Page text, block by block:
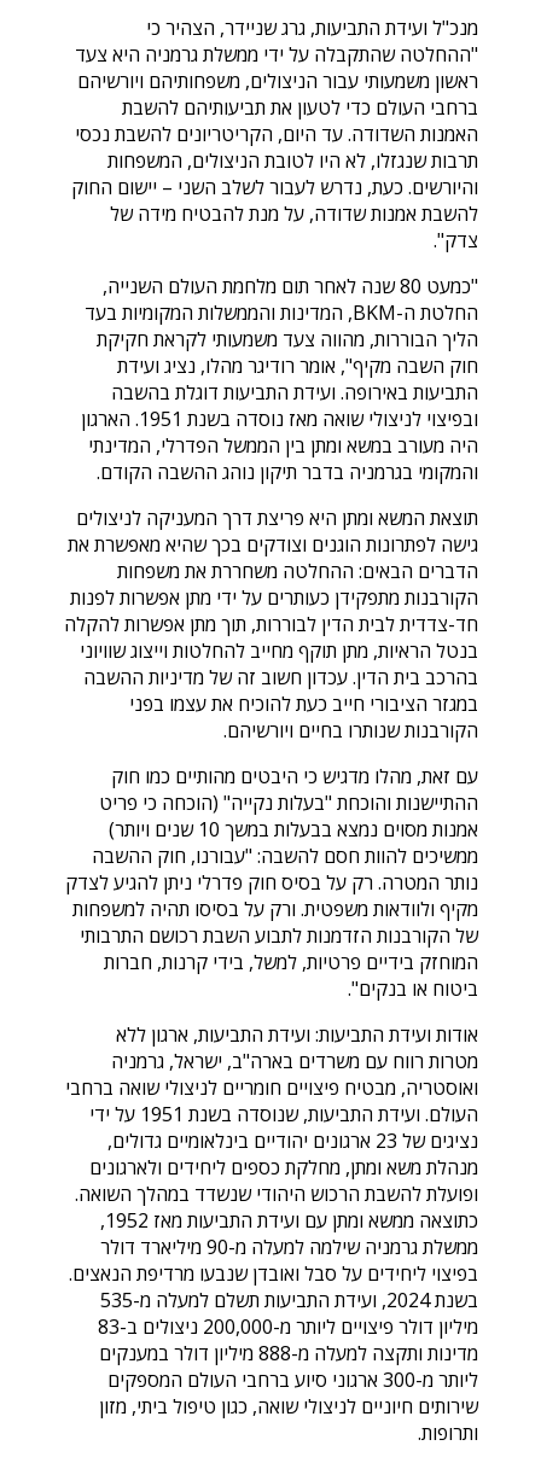
מנכ"ל ועידת התביעות, גרג שניידר, הצהיר כי
"ההחלטה שהתקבלה על ידי ממשלת גרמניה היא צעד
ראשון משמעותי עבור הניצולים, משפחותיהם ויורשיהם
ברחבי העולם כדי לטעון את תביעותיהם להשבת
האמנות השדודה. עד היום, הקריטריונים להשבת נכסי
תרבות שנגזלו, לא היו לטובת הניצולים, המשפחות
והיורשים. כעת, נדרש לעבור לשלב השני – יישום החוק
להשבת אמנות שדודה, על מנת להבטיח מידה של
צדק".
"כמעט 80 שנה לאחר תום מלחמת העולם השנייה,
החלטת ה-BKM, המדינות והממשלות המקומיות בעד
הליך הבוררות, מהווה צעד משמעותי לקראת חקיקת
חוק השבה מקיף", אומר רודיגר מהלו, נציג ועידת
התביעות באירופה. ועידת התביעות דוגלת בהשבה
ובפיצוי לניצולי שואה מאז נוסדה בשנת 1951. הארגון
היה מעורב במשא ומתן בין הממשל הפדרלי, המדינתי
והמקומי בגרמניה בדבר תיקון נוהג ההשבה הקודם.
תוצאת המשא ומתן היא פריצת דרך המעניקה לניצולים
גישה לפתרונות הוגנים וצודקים בכך שהיא מאפשרת את
הדברים הבאים: ההחלטה משחררת את משפחות
הקורבנות מתפקידן כעותרים על ידי מתן אפשרות לפנות
חד-צדדית לבית הדין לבוררות, תוך מתן אפשרות להקלה
בנטל הראיות, מתן תוקף מחייב להחלטות וייצוג שוויוני
בהרכב בית הדין. עכדון חשוב זה של מדיניות ההשבה
במגזר הציבורי חייב כעת להוכיח את עצמו בפני
הקורבנות שנותרו בחיים ויורשיהם.
עם זאת, מהלו מדגיש כי היבטים מהותיים כמו חוק
ההתיישנות והוכחת "בעלות נקייה" (הוכחה כי פריט
אמנות מסוים נמצא בבעלות במשך 10 שנים ויותר)
ממשיכים להוות חסם להשבה: "עבורנו, חוק ההשבה
נותר המטרה. רק על בסיס חוק פדרלי ניתן להגיע לצדק
מקיף ולוודאות משפטית. ורק על בסיסו תהיה למשפחות
של הקורבנות הזדמנות לתבוע השבת רכושם התרבותי
המוחזק בידיים פרטיות, למשל, בידי קרנות, חברות
ביטוח או בנקים".
אודות ועידת התביעות: ועידת התביעות, ארגון ללא
מטרות רווח עם משרדים בארה"ב, ישראל, גרמניה
ואוסטריה, מבטיח פיצויים חומריים לניצולי שואה ברחבי
העולם. ועידת התביעות, שנוסדה בשנת 1951 על ידי
נציגים של 23 ארגונים יהודיים בינלאומיים גדולים,
מנהלת משא ומתן, מחלקת כספים ליחידים ולארגונים
ופועלת להשבת הרכוש היהודי שנשדד במהלך השואה.
כתוצאה ממשא ומתן עם ועידת התביעות מאז 1952,
ממשלת גרמניה שילמה למעלה מ-90 מיליארד דולר
בפיצוי ליחידים על סבל ואובדן שנבעו מרדיפת הנאצים.
בשנת 2024, ועידת התביעות תשלם למעלה מ-535
מיליון דולר פיצויים ליותר מ-200,000 ניצולים ב-83
מדינות ותקצה למעלה מ-888 מיליון דולר במענקים
ליותר מ-300 ארגוני סיוע ברחבי העולם המספקים
שירותים חיוניים לניצולי שואה, כגון טיפול ביתי, מזון
ותרופות.